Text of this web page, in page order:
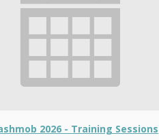
2026 - Training Sessions